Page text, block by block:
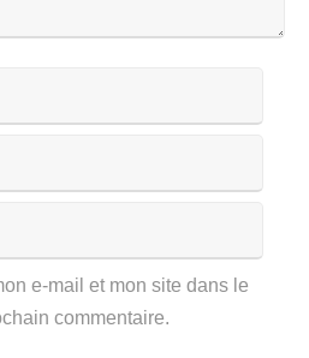
e-mail et mon site dans le
commentaire.